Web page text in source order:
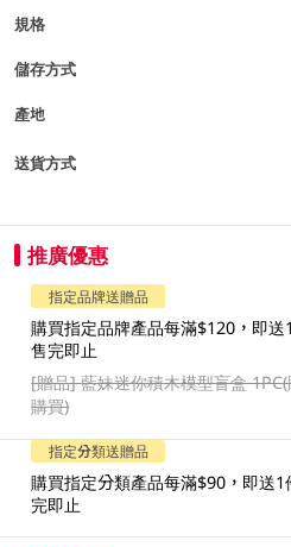
規格
儲存方式
產地
送貨方式
推廣優惠
指定品牌送贈品
購買指定品牌產品每滿$120，即送
售完即止
[贈品]藍妹迷你積木模型盲盒
購買)
指定分類送贈品
購買指定分類產品每滿$90，即送
完即止